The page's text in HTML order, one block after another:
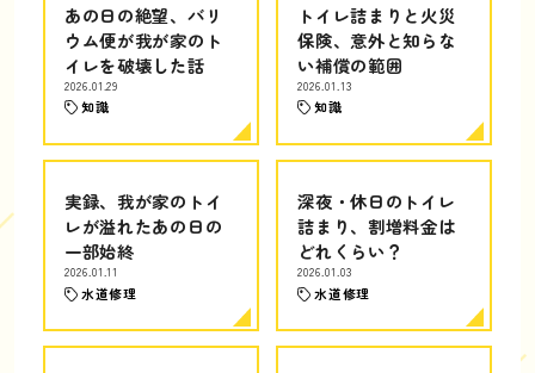
あの日の絶望、バリ
ウム便が我が家のト
イレを破壊した話
2026.01.29
知識
トイレ詰まりと火災
保険、意外と知らな
い補償の範囲
2026.01.13
知識
実録、我が家のトイ
レが溢れたあの日の
一部始終
2026.01.11
水道修理
深夜・休日のトイレ
詰まり、割増料金は
どれくらい？
2026.01.03
水道修理